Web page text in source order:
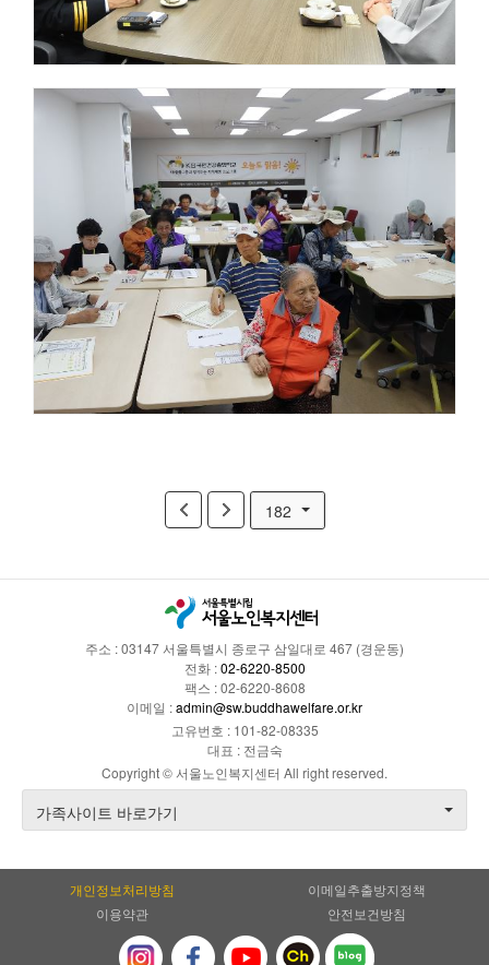
182
주소 : 03147 서울특별시 종로구 삼일대로 467 (경운동)
전화 :02-6220-8500
팩스 : 02-6220-8608
이메일 :admin@sw.buddhawelfare.or.kr
고유번호 : 101-82-08335
대표 : 전금숙
Copyright © 서울노인복지센터 All right reserved.
가족사이트 바로가기
개인정보처리방침
이메일추출방지정책
이용약관
안전보건방침